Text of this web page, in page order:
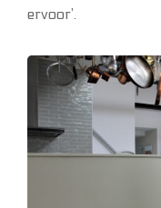
ervoor’.